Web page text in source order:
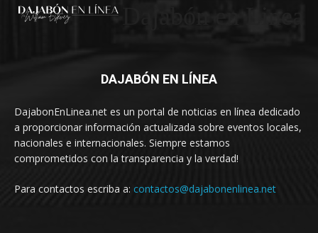
DAJABÓN EN LÍNEA
DajabonEnLinea.net es un portal de noticias en línea dedicado
a proporcionar información actualizada sobre eventos locales,
nacionales e internacionales. Siempre estamos
comprometidos con la transparencia y la verdad!
Para contactos escriba a: contactos@dajabonenlinea.net